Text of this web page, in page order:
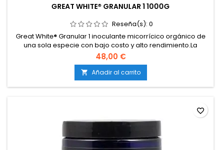
GREAT WHITE® GRANULAR 1 1000G
Reseña(s): 0
Great White® Granular 1 inoculante micorrícico orgánico de
una sola especie con bajo costo y alto rendimiento.La
certificación Great White Granular 1 OMRI y OIM aporta
beneficios a cualquier plantación orgánica.
48,00 €
 Añadir al carrito
favorite_border